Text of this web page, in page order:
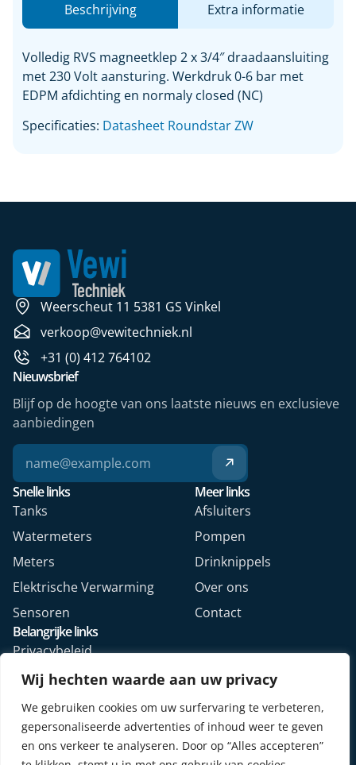
Wij hechten waarde aan uw privacy
We gebruiken cookies om uw surfervaring te verbeteren,
gepersonaliseerde advertenties of inhoud weer te geven
en ons verkeer te analyseren. Door op “Alles accepteren”
Beschrijving Extra informatie
Volledig RVS magneetklep 2 x 3/4″ draadaansluiting
met 230 Volt aansturing. Werkdruk 0-6 bar met
EDPM afdichting en normaly closed (NC)
Specificaties: Datasheet Roundstar ZW
Weerscheut 11 5381 GS Vinkel
verkoop@vewitechniek.nl
+31 (0) 412 764102
Snelle links
Tanks
Watermeters
Meters
Elektrische Verwarming
Sensoren
Meer links
Afsluiters
Pompen
Drinknippels
Over ons
Contact
Belangrijke links
Privacybeleid
Algemene voorwaarden
Veelgestelde vragen
Retourformulier webshop
Nieuwsbrief
Blijf op de hoogte van ons laatste nieuws en exclusieve
aanbiedingen